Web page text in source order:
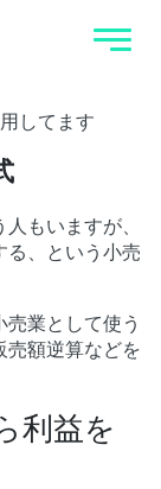
してます
もいますが、
る、という小売
業として使う
売額逆算などを
利益を